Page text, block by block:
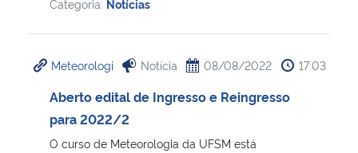
Categoria: Notícias
Meteorologi Notícia 08/08/2022 17:03
Aberto edital de Ingresso e Reingresso
para 2022/2
O curso de Meteorologia da UFSM está